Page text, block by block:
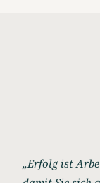
„Erfolg ist